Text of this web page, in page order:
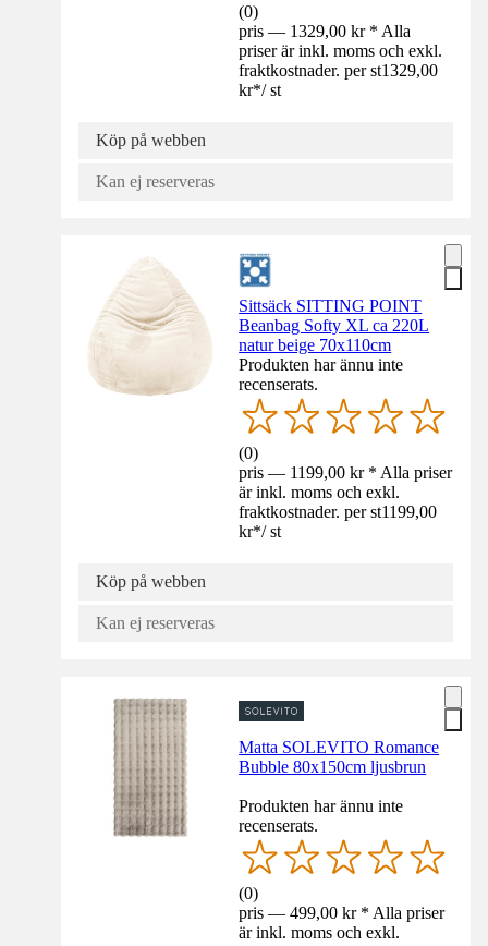
(0)
pris — 1329,00 kr * Alla
priser är inkl. moms och exkl.
fraktkostnader. per st1329,00
kr*/ st
Köp på webben
Kan ej reserveras
Sittsäck SITTING POINT
Beanbag Softy XL ca 220L
natur beige 70x110cm
Produkten har ännu inte
recenserats.
(0)
pris — 1199,00 kr * Alla priser
är inkl. moms och exkl.
fraktkostnader. per st1199,00
kr*/ st
Köp på webben
Kan ej reserveras
Matta SOLEVITO Romance
Bubble 80x150cm ljusbrun
Produkten har ännu inte
recenserats.
(0)
pris — 499,00 kr * Alla priser
är inkl. moms och exkl.